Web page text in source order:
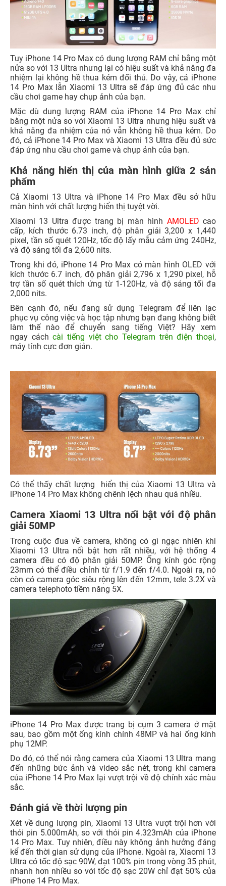
Tuy iPhone 14 Pro Max có dung lượng RAM chỉ bằng một
nửa so với 13 Ultra nhưng lại có hiệu suất và khả năng đa
nhiệm lại không hề thua kém đối thủ. Do vậy, cả iPhone
14 Pro Max lẫn Xiaomi 13 Ultra sẽ đáp ứng đủ các nhu
cầu chơi game hay chụp ảnh của bạn.
Mặc dù dung lượng RAM của iPhone 14 Pro Max chỉ
bằng một nửa so với Xiaomi 13 Ultra nhưng hiệu suất và
khả năng đa nhiệm của nó vẫn không hề thua kém. Do
đó, cả iPhone 14 Pro Max và Xiaomi 13 Ultra đều đủ sức
đáp ứng nhu cầu chơi game và chụp ảnh của bạn.
Khả năng hiển thị của màn hình giữa 2 sản
phẩm
Cả Xiaomi 13 Ultra và iPhone 14 Pro Max đều sở hữu
màn hình với chất lượng hiển thị tuyệt vời.
Xiaomi 13 Ultra được trang bị màn hình AMOLED cao
cấp, kích thước 6.73 inch, độ phân giải 3,200 x 1,440
pixel, tần số quét 120Hz, tốc độ lấy mẫu cảm ứng 240Hz,
và độ sáng tối đa 2,600 nits.
Trong khi đó, iPhone 14 Pro Max có màn hình OLED với
kích thước 6.7 inch, độ phân giải 2,796 x 1,290 pixel, hỗ
trợ tần số quét thích ứng từ 1-120Hz, và độ sáng tối đa
2,000 nits.
Bên cạnh đó, nếu đang sử dụng Telegram để liên lạc
phục vụ công việc và học tập nhưng bạn đang không biết
làm thế nào để chuyển sang tiếng Việt? Hãy xem
ngay cáchcài tiếng việt cho Telegram trên điện thoại,
máy tính cực đơn giản.
Có thể thấy chất lượng hiển thị của Xiaomi 13 Ultra và
iPhone 14 Pro Max không chênh lệch nhau quá nhiều.
Camera Xiaomi 13 Ultra nổi bật với độ phân
giải 50MP
Trong cuộc đua về camera, không có gì ngạc nhiên khi
Xiaomi 13 Ultra nổi bật hơn rất nhiều, với hệ thống 4
camera đều có độ phân giải 50MP. Ống kính góc rộng
23mm có thể điều chỉnh từ f/1.9 đến f/4.0. Ngoài ra, nó
còn có camera góc siêu rộng lên đến 12mm, tele 3.2X và
camera telephoto tiềm năng 5X.
iPhone 14 Pro Max được trang bị cụm 3 camera ở mặt
sau, bao gồm một ống kính chính 48MP và hai ống kính
phụ 12MP.
Do đó, có thể nói rằng camera của Xiaomi 13 Ultra mang
đến những bức ảnh và video sắc nét, trong khi camera
của iPhone 14 Pro Max lại vượt trội về độ chính xác màu
sắc.
Đánh giá về thời lượng pin
Xét về dung lượng pin, Xiaomi 13 Ultra vượt trội hơn với
thỏi pin 5.000mAh, so với thỏi pin 4.323mAh của iPhone
14 Pro Max. Tuy nhiên, điều này không ảnh hưởng đáng
kể đến thời gian sử dụng của iPhone. Ngoài ra, Xiaomi 13
Ultra có tốc độ sạc 90W, đạt 100% pin trong vòng 35 phút,
nhanh hơn nhiều so với tốc độ sạc 20W chỉ đạt 50% của
iPhone 14 Pro Max.